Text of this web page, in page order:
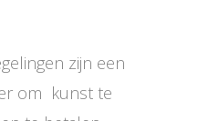
zijn een
om kunst te